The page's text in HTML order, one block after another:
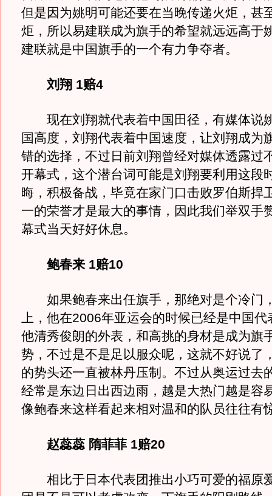
但是因为姚明可能还要在当晚传递火炬，甚
炬，所以易建联成为旗手的希望就远远高于
建联就是中国旗手的一个有力争夺者。
刘翔 1赔4
现在刘翔就代表着中国田径，有媒体说
国高度，刘翔代表着中国速度，让刘翔成为
错的选择，不过日前刘翔曾经对媒体透露过
开幕式，这个潜台词可能是刘翔要利用这段
晦，积极备战，毕竟在家门口击败罗伯斯捍
一的荣誉才是最大的事情，因此我们举双手
幕式当天好好休息。
鲍春来 1赔10
如果鲍春来出任旗手，那绝对是个冷门
上，他在2006年亚运会的时候已经是中国代
他清秀俊朗的外表，和高挑的身材是成为旗
势，不过是不是足以服众呢，这就不好说了
的势头还一直被林丹压制。不过从奥运过去
经常是东边日出西边雨，越是大热门越是容
像鲍春来这样看起来相对温和的队员往往有
赵蕊蕊 隋菲菲 1赔20
相比于日本代表团推出小巧可爱的福原